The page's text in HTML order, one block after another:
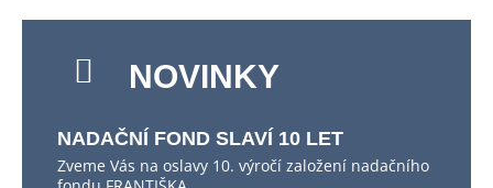
NOVINKY
NADAČNÍ FOND SLAVÍ 10 LET
Zveme Vás na oslavy 10. výročí založení nadačního